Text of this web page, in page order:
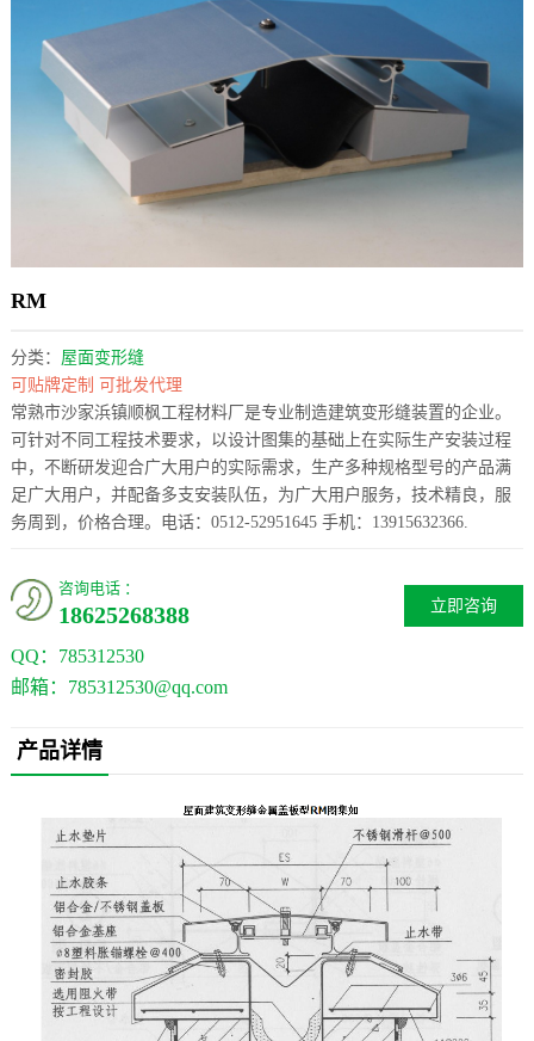
RM
分类： 屋面变形缝
可贴牌定制 可批发代理
常熟市沙家浜镇顺枫工程材料厂是专业制造建筑变形缝装置的企业。
可针对不同工程技术要求，以设计图集的基础上在实际生产安装过程
中，不断研发迎合广大用户的实际需求，生产多种规格型号的产品满
足广大用户，并配备多支安装队伍，为广大用户服务，技术精良，服
务周到，价格合理。电话：0512-52951645 手机：13915632366.
立即咨询
咨询电话 ：
18625268388
QQ： 785312530
邮箱：785312530@qq.com
产品详情